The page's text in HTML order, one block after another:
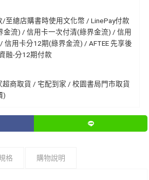
至總店購書時使用文化幣 / LinePay付款
金流) / 信用卡一次付清(綠界金流) / 信用
信用卡分12期(綠界金流) / AFTEE 先享後
融-分12期付款
商取貨 / 宅配到家 / 校園書局門市取貨
)
格 購物說明